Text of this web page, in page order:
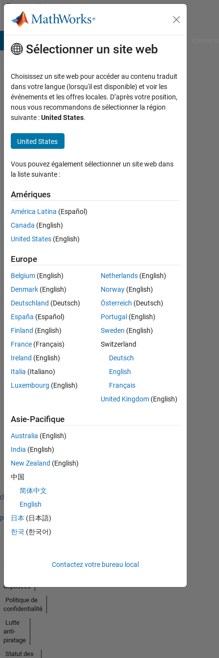
Passer au contenu
Community
Profile
Riccardo
Last
seen:
environ
un an il
y a
Actif
depuis
0
Following:
Follow
Badges
Riccardo's
Badges
MATLAB
Answers
Badges
Tout
Thankful Level 3
13 Apr 2025
Sélectionner un site web
Choisissez un site web pour accéder au contenu traduit
dans votre langue (lorsqu'il est disponible) et voir les
événements et les offres locales. D’après votre position,
nous vous recommandons de sélectionner la région
suivante :United States.
United States
Vous pouvez également sélectionner un site web dans
la liste suivante :
Amériques
América Latina (Español)
Canada (English)
United States (English)
Europe
Belgium (English)
Denmark (English)
Deutschland (Deutsch)
España (Español)
Finland (English)
France (Français)
Ireland (English)
Italia (Italiano)
Luxembourg (English)
Netherlands(English)
Norway(English)
Österreich (Deutsch)
Portugal (English)
Sweden (English)
Switzerland
Deutsch
English
Français
United Kingdom(English)
Asie-Pacifique
Australia (English)
India (English)
New Zealand (English)
中国
简体中文
English
日本 (日本語)
한국 (한국어)
Contactez votre bureau local
déposées
Politique de
confidentialité
Lutte
anti-
piratage
Statut des